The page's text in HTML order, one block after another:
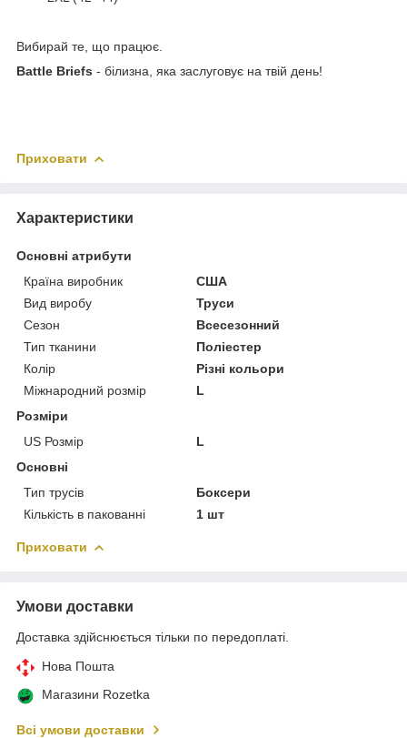
Вибирай те, що працює.
Battle Briefs - білизна, яка заслуговує на твій день!
Приховати
Характеристики
Основні атрибути
Країна виробник
США
Вид виробу
Труси
Сезон
Всесезонний
Тип тканини
Поліестер
Колір
Різні кольори
Міжнародний розмір
L
Розміри
US Розмір
L
Основні
Тип трусів
Боксери
Кількість в пакованні
1 шт
Приховати
Умови доставки
Доставка здійснюється тільки по передоплаті.
Нова Пошта
Магазини Rozetka
Всі умови доставки